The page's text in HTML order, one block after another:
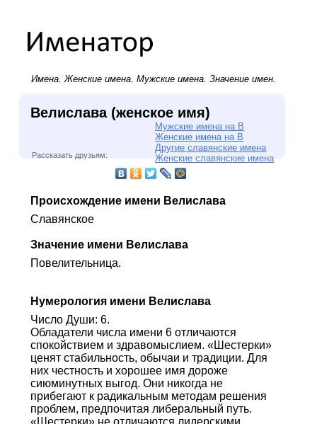
Имена.Женские имена. Мужские имена. Значение имен.
Велислава (женское имя)
Мужские имена на В
Женские имена на В
Другие славянские имена
Женские славянские имена
Рассказать друзьям:
Происхождение имени Велислава
Славянское
Значение имени Велислава
Повелительница.
Нумерология имени Велислава
Число Души: 6.
Обладатели числа имени 6 отличаются
спокойствием и здравомыслием. «Шестерки»
ценят стабильность, обычаи и традиции. Для
них честность и хорошее имя дороже
сиюминутных выгод. Они никогда не
прибегают к радикальным методам решения
проблем, предпочитая либеральный путь.
«Шестерки» не отличаются лидерскими